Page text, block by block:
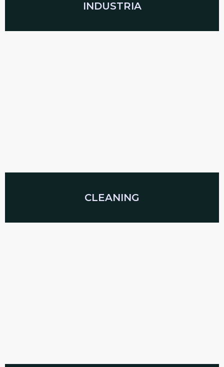
INDUSTRIA
CLEANING